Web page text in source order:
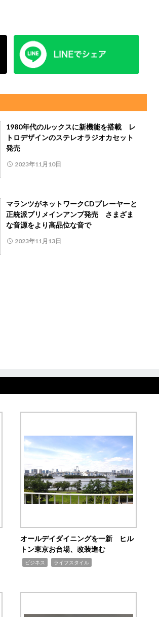
1980年代のルックスに新機能を搭載 レ
トロデザインのステレオラジオカセット
発売
2023年11月10日
マランツがネットワークCDプレーヤーと
正統派プリメインアンプ発売 さまざま
な音源をより高品位な音で
2023年11月13日
オールデイダイニングを一新 ヒル
トン東京お台場、改装進む
ビジネス ライフスタイル